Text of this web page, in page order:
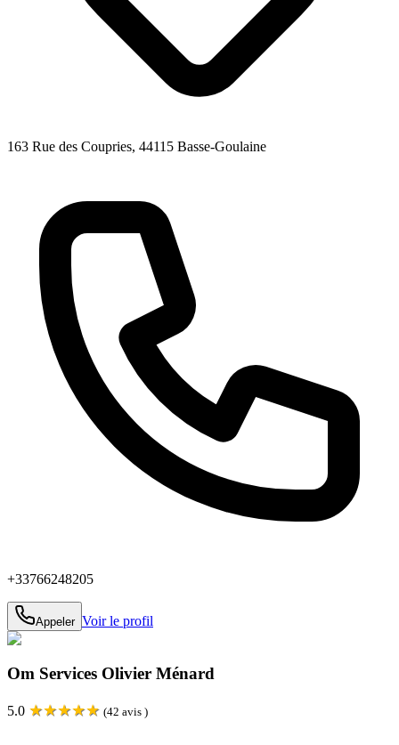
163 Rue des Coupries, 44115 Basse-Goulaine
+33766248205
Appeler Voir le profil
Om Services Olivier Ménard
5.0 ★★★★★ (42 avis )